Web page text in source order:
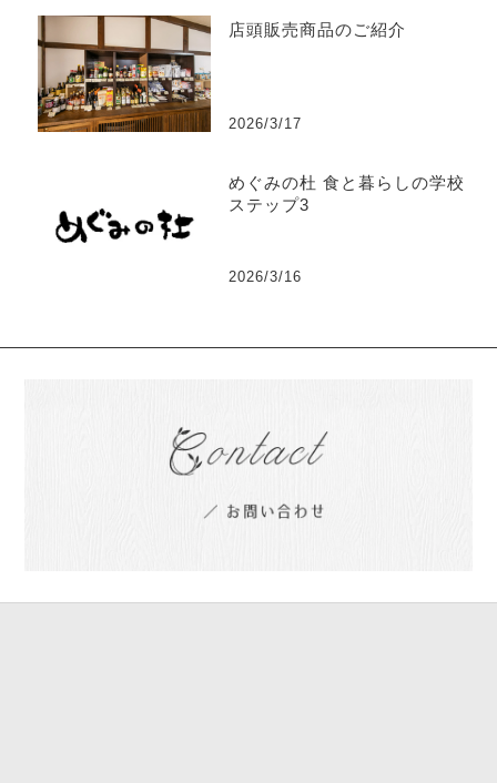
店頭販売商品のご紹介
2026/3/17
めぐみの杜 食と暮らしの学校
ステップ3
2026/3/16